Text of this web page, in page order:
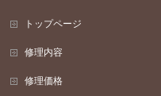
トップページ
修理内容
修理価格